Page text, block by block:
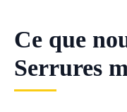
Ce que
Serrures